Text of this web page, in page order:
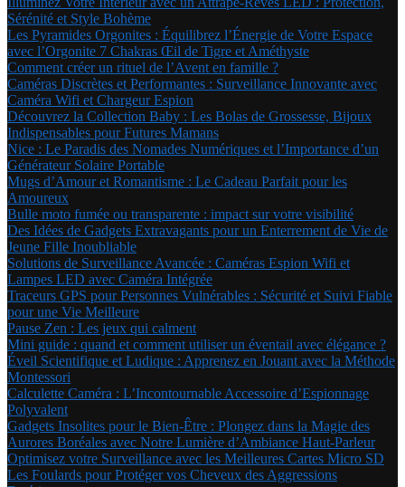
Sérénité et Style Bohème
Les Pyramides Orgonites : Équilibrez l’Énergie de Votre Espace
avec l’Orgonite 7 Chakras Œil de Tigre et Améthyste
Comment créer un rituel de l’Avent en famille ?
Caméras Discrètes et Performantes : Surveillance Innovante avec
Caméra Wifi et Chargeur Espion
Découvrez la Collection Baby : Les Bolas de Grossesse, Bijoux
Indispensables pour Futures Mamans
Nice : Le Paradis des Nomades Numériques et l’Importance d’un
Générateur Solaire Portable
Mugs d’Amour et Romantisme : Le Cadeau Parfait pour les
Amoureux
Bulle moto fumée ou transparente : impact sur votre visibilité
Des Idées de Gadgets Extravagants pour un Enterrement de Vie de
Jeune Fille Inoubliable
Solutions de Surveillance Avancée : Caméras Espion Wifi et
Lampes LED avec Caméra Intégrée
Traceurs GPS pour Personnes Vulnérables : Sécurité et Suivi Fiable
pour une Vie Meilleure
Pause Zen : Les jeux qui calment
Mini guide : quand et comment utiliser un éventail avec élégance ?
Éveil Scientifique et Ludique : Apprenez en Jouant avec la Méthode
Montessori
Calculette Caméra : L’Incontournable Accessoire d’Espionnage
Polyvalent
Gadgets Insolites pour le Bien-Être : Plongez dans la Magie des
Aurores Boréales avec Notre Lumière d’Ambiance Haut-Parleur
Optimisez votre Surveillance avec les Meilleures Cartes Micro SD
Les Foulards pour Protéger vos Cheveux des Aggressions